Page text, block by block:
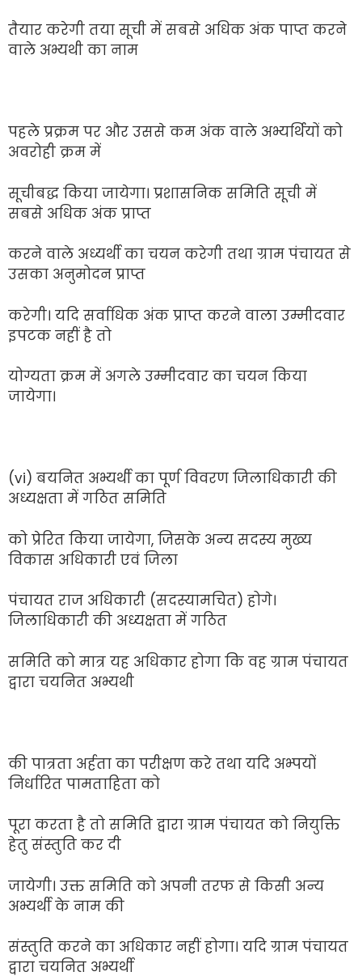
तैयार करेगी तया सूची में सबसे अधिक अंक पाप्त करने
वाले अभ्यथी का नाम
पहले प्रक्रम पर और उससे कम अंक वाले अभ्यर्थियों को
अवरोही क्रम में
सूचीबद्ध किया जायेगा। प्रशासनिक समिति सूची में
सबसे अधिक अंक प्राप्त
करने वाले अध्यर्थी का चयन करेगी तथा ग्राम पंचायत से
उसका अनुमोदन प्राप्त
करेगी। यदि सर्वाधिक अंक प्राप्त करने वाला उम्मीदवार
इपटक नहीं है तो
योग्यता क्रम में अगले उम्मीदवार का चयन किया
जायेगा।
(vi) बयनित अभ्यर्थी का पूर्ण विवरण जिलाधिकारी की
अध्यक्षता में गठित समिति
को प्रेरित किया जायेगा, जिसके अन्य सदस्य मुख्य
विकास अधिकारी एवं जिला
पंचायत राज अधिकारी (सदस्यामचित) होगे।
जिलाधिकारी की अध्यक्षता में गठित
समिति को मात्र यह अधिकार होगा कि वह ग्राम पंचायत
द्वारा चयनित अभ्यथी
की पात्रता अर्हता का परीक्षण करे तथा यदि अभ्पयों
निर्धारित पामताहिता को
पूरा करता है तो समिति द्वारा ग्राम पंचायत को नियुक्ति
हेतु संस्तुति कर दी
जायेगी। उक्त समिति को अपनी तरफ से किसी अन्य
अभ्यर्थी के नाम की
संस्तुति करने का अधिकार नहीं होगा। यदि ग्राम पंचायत
द्वारा चयनित अभ्यर्थी